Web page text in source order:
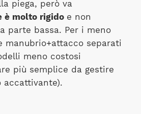
piega, però va
è molto rigido e non
parte bassa. Per i meno
manubrio+attacco separati
meno costosi
più semplice da gestire
accattivante).